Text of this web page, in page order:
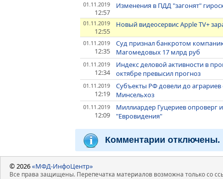
01.11.2019
12:57
Изменения в ПДД "загонят"
01.11.2019
12:55
Новый видеосервис Apple TV+
01.11.2019
12:35
Суд признал банкротом
Магомедовых 17 млрд руб
01.11.2019
12:34
Индекс деловой активности в
октябре превысил прогноз
01.11.2019
12:19
Субъекты РФ довели до
Минсельхоз
01.11.2019
12:09
Миллиардер Гуцериев опроверг
"Евровидения"
Комментарии отключены.
© 2026«МФД-ИнфоЦентр»
Все права защищены. Перепечатка материалов возможна только со